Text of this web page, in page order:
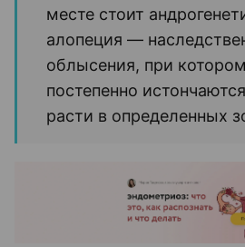
месте стоит
алопеция —
облысения, при
постепенно
расти в определенных